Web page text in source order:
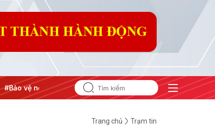
tảng tư tưởng của Đảng #Hội nghị Trung ương 3
Trang chủ Trạm tin